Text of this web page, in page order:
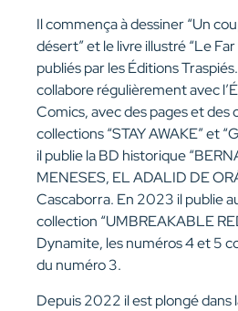
Il commença à dessiner “Un
désert” et le livre illustré “Le Far
publiés par les Éditions
collabore régulièrement avec
Comics, avec des pages et des
collections “STAY AWAKE” et
il publie la BD historique
MENESES, EL ADALID DE
Cascaborra. En 2023 il publie
collection “UMBREAKABLE
Dynamite, les numéros 4 et 5
du numéro 3.
Depuis 2022 il est plongé dans